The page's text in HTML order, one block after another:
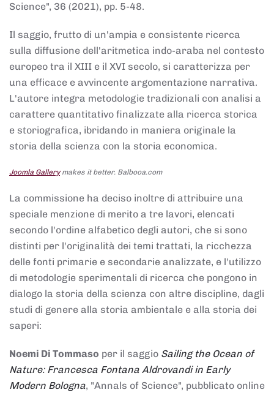
Science", 36 (2021), pp. 5-48.
Il saggio, frutto di un'ampia e consistente ricerca
sulla diffusione dell'aritmetica indo-araba nel contesto
europeo tra il XIII e il XVI secolo, si caratterizza per
una efficace e avvincente argomentazione narrativa.
L'autore integra metodologie tradizionali con analisi a
carattere quantitativo finalizzate alla ricerca storica
e storiografica, ibridando in maniera originale la
storia della scienza con la storia economica.
Joomla Gallerymakes it better. Balbooa.com
La commissione ha deciso inoltre di attribuire una
speciale menzione di merito a tre lavori, elencati
secondo l'ordine alfabetico degli autori, che si sono
distinti per l'originalità dei temi trattati, la ricchezza
delle fonti primarie e secondarie analizzate, e l'utilizzo
di metodologie sperimentali di ricerca che pongono in
dialogo la storia della scienza con altre discipline, dagli
studi di genere alla storia ambientale e alla storia dei
saperi:
Noemi Di Tommaso per il saggio Sailing the Ocean of
Nature: Francesca Fontana Aldrovandi in Early
Modern Bologna, "Annals of Science", pubblicato online